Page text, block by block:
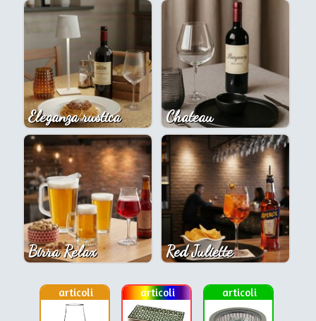
Eleganza rustica Chateau
Birra Relax Red Juliette
articoli articoli articoli